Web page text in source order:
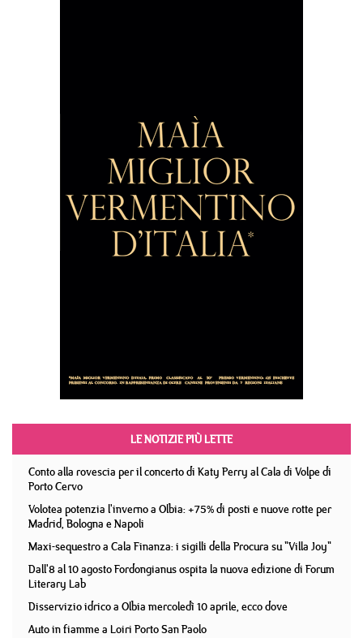
LE NOTIZIE PIÙ LETTE
Conto alla rovescia per il concerto di Katy Perry al Cala di Volpe di
Porto Cervo
Volotea potenzia l'inverno a Olbia: +75% di posti e nuove rotte per
Madrid, Bologna e Napoli
Maxi-sequestro a Cala Finanza: i sigilli della Procura su "Villa Joy"
Dall'8 al 10 agosto Fordongianus ospita la nuova edizione di Forum
Literary Lab
Disservizio idrico a Olbia mercoledì 10 aprile, ecco dove
Auto in fiamme a Loiri Porto San Paolo